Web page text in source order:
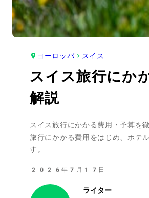
ヨーロッパ スイス
スイス旅行にか
解説
スイス旅行にかかる費用・予算
旅行にかかる費用をはじめ、ホテ
す。
2026年7月17日
ライター